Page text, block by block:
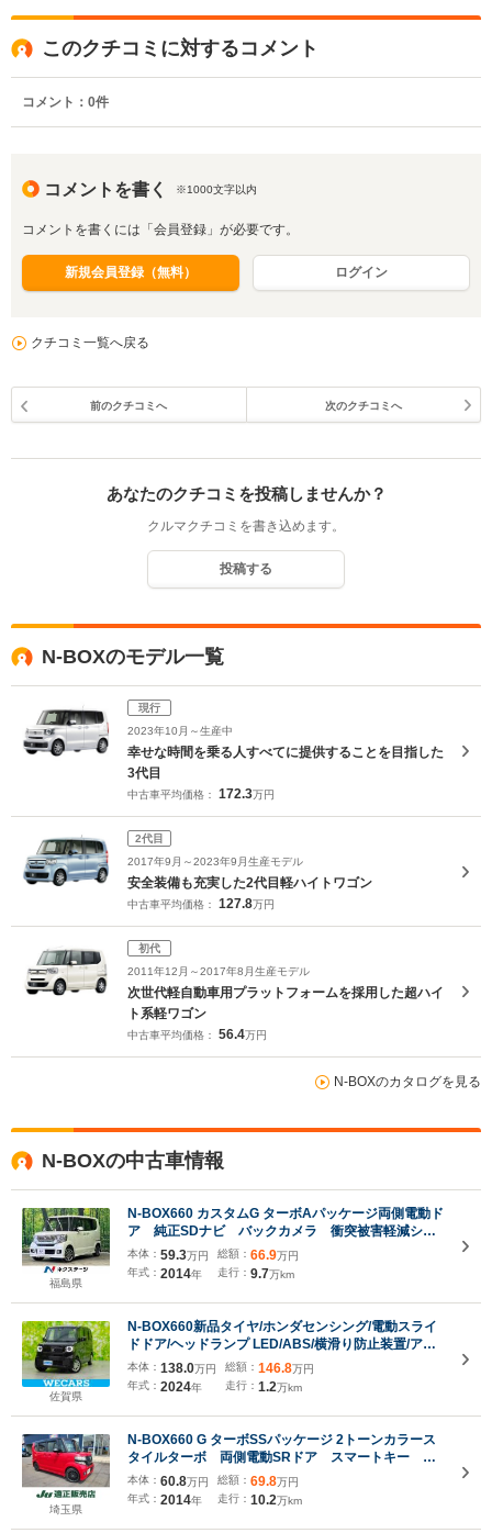
このクチコミに対するコメント
コメント： 0件
コメントを書く ※1000文字以内
コメントを書くには「会員登録」が必要です。
新規会員登録（無料） ログイン
クチコミ一覧へ戻る
前のクチコミへ 次のクチコミへ
あなたのクチコミを投稿しませんか？
クルマクチコミを書き込めます。
投稿する
N-BOXのモデル一覧
現行
2023年10月～生産中
幸せな時間を乗る人すべてに提供することを目指した
3代目
中古車平均価格： 172.3万円
2代目
2017年9月～2023年9月生産モデル
安全装備も充実した2代目軽ハイトワゴン
中古車平均価格： 127.8万円
初代
2011年12月～2017年8月生産モデル
次世代軽自動車用プラットフォームを採用した超ハイ
ト系軽ワゴン
中古車平均価格： 56.4万円
N-BOXのカタログを見る
N-BOXの中古車情報
福島県
N-BOX660 カスタムG ターボAパッケージ両側電動ド
ア 純正SDナビ バックカメラ 衝突被害軽減シス
テム 禁煙車 ドラレコ スマートキー HIDヘッ
ド ETC クルコン 純正15インチアルミ オートラ
イト オートエアコン Bluetooth
本体： 59.3万円
年式： 2014年
総額： 66.9万円
走行： 9.7万km
佐賀県
N-BOX660新品タイヤ/ホンダセンシング/電動スライ
ドドア/ヘッドランプ LED/ABS/横滑り防止装置/アイ
ドリングストップ/エアバッグ 運転席/エアバッグ 助手
席/衝突安全ボディ/パワーウインドウ
本体： 138.0万円
年式： 2024年
総額： 146.8万円
走行： 1.2万km
埼玉県
N-BOX660 G ターボSSパッケージ 2トーンカラース
タイルターボ 両側電動SRドア スマートキー 地
デジ Bカメラ シートヒーター Aパッケージ 保
証1年
本体： 60.8万円
年式： 2014年
総額： 69.8万円
走行： 10.2万km